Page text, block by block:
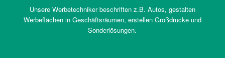
Unsere Werbetechniker beschriften z.B. Autos, gestalten
Werbeflächen in Geschäftsräumen, erstellen Großdrucke und
Sonderlösungen.